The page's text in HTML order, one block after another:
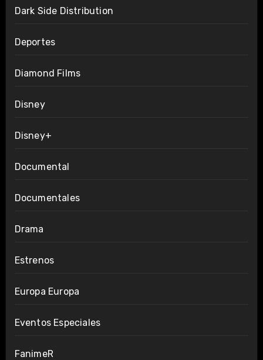
Dark Side Distribution
Deportes
Diamond Films
Disney
Disney+
Documental
Documentales
Drama
Estrenos
Europa Europa
Eventos Especiales
FanimeR